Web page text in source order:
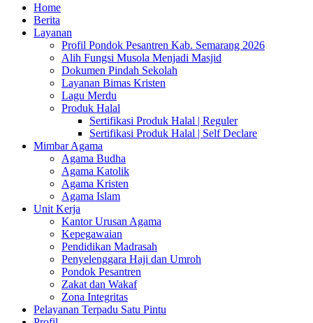
Home
Berita
Layanan
Profil Pondok Pesantren Kab. Semarang 2026
Alih Fungsi Musola Menjadi Masjid
Dokumen Pindah Sekolah
Layanan Bimas Kristen
Lagu Merdu
Produk Halal
Sertifikasi Produk Halal | Reguler
Sertifikasi Produk Halal | Self Declare
Mimbar Agama
Agama Budha
Agama Katolik
Agama Kristen
Agama Islam
Unit Kerja
Kantor Urusan Agama
Kepegawaian
Pendidikan Madrasah
Penyelenggara Haji dan Umroh
Pondok Pesantren
Zakat dan Wakaf
Zona Integritas
Pelayanan Terpadu Satu Pintu